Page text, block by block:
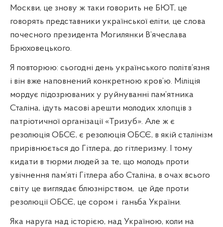
Москви, це знову ж таки говорить не БЮТ, це
говорять представники української еліти, це слова
почесного президента Могилянки В’ячеслава
Брюховецького.
Я повторюю: сьогодні день українського політв’язня
і він вже наповнений конкретною кров’ю. Міліція
мордує підозрюваних у руйнуванні пам’ятника
Сталіна, ідуть масові арешти молодих хлопців з
патріотичної організації «Тризуб». Але ж є
резолюція ОБСЄ, є резолюція ОБСЄ, в якій сталінізм
прирівнюється до Гітлера, до гітлеризму. І тому
кидати в тюрми людей за те, що молодь проти
увічнення пам’яті Гітлера або Сталіна, в очах всього
світу це виглядає блюзнірством, це йде проти
резолюції ОБСЄ, це сором і ганьба України.
Яка наруга над історією, над Україною, коли на